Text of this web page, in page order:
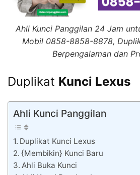
Ahli Kunci Panggilan 24 Jam
Mobil 0858-8858-8878,
Berpengalaman dan
Duplikat Kunci Lexus
Ahli Kunci Panggilan
Duplikat Kunci Lexus
{Membikin} Kunci Baru
Ahli Buka Kunci